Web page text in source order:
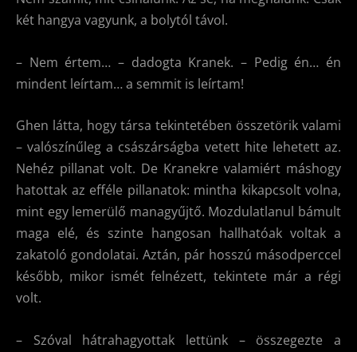
két hangya vagyunk, a bolytól távol.
– Nem értem… – dadogta Kranek. – Pedig én… én
mindent leírtam… a semmit is leírtam!
Ghen látta, hogy társa tekintetében összetörik valami
– valószínűleg a császárságba vetett hite lehetett az.
Nehéz pillanat volt. De Kranekre valamiért máshogy
hatottak az efféle pillanatok: mintha kikapcsolt volna,
mint egy lemerülő managyűjtő. Mozdulatlanul bámult
maga elé, és szinte hangosan hallhatóak voltak a
zakatoló gondolatai. Aztán, pár hosszú másodperccel
később, mikor ismét felnézett, tekintete már a régi
volt.
– Szóval hátrahagyottak lettünk – összegezte a